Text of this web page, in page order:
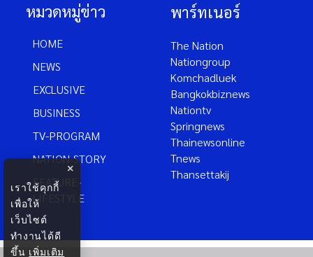
หมวดหมู่ข่าว
HOME
NEWS
EXCLUSIVE
BUSINESS
TV-PROGRAM
NATION-STORY
FEATURE-
LIFESTYLE
พาร์ทเนอร์
The Nation
Nationgroup
Komchadluek
Bangkokbiznews
Nationtv
Springnews
Thainewsonline
Tnews
Thansettakij
×
เราใช้คุกกี้
เพื่อให้
เว็บไซต์
ทำงานได้ดี
ขึ้น เพิ่มเติม